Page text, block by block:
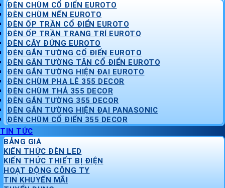
ĐÈN CHÙM CỔ ĐIỂN EUROTO
ĐÈN CHÙM NẾN EUROTO
ĐÈN ỐP TRẦN CỔ ĐIỂN EUROTO
ĐÈN ỐP TRẦN TRANG TRÍ EUROTO
ĐÈN CÂY ĐỨNG EUROTO
ĐÈN GẮN TƯỜNG CỔ ĐIỂN EUROTO
ĐÈN GẮN TƯỜNG TÂN CỔ ĐIỂN EUROTO
ĐÈN GẮN TƯỜNG HIỆN ĐẠI EUROTO
ĐÈN CHÙM PHA LÊ 355 DECOR
ĐÈN CHÙM THẢ 355 DECOR
ĐÈN GẮN TƯỜNG 355 DECOR
ĐÈN GẮN TƯỜNG HIỆN ĐẠI PANASONIC
ĐÈN CHÙM CỔ ĐIỂN 355 DECOR
TIN TỨC
BẢNG GIÁ
KIẾN THỨC ĐÈN LED
KIẾN THỨC THIẾT BỊ ĐIỆN
HOẠT ĐỘNG CÔNG TY
TIN KHUYẾN MÃI